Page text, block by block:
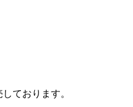
ております。